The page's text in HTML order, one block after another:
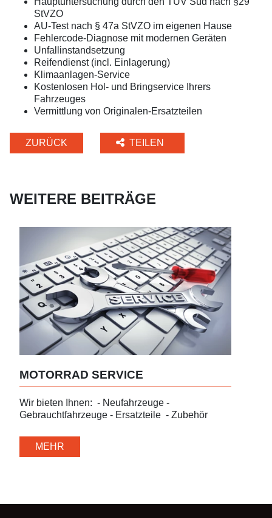
StVZO
AU-Test nach § 47a StVZO im eigenen Hause
Fehlercode-Diagnose mit modernen Geräten
Unfallinstandsetzung
Reifendienst (incl. Einlagerung)
Klimaanlagen-Service
Kostenlosen Hol- und Bringservice Ihrers
Fahrzeuges
Vermittlung von Originalen-Ersatzteilen
ZURÜCK TEILEN
WEITERE BEITRÄGE
MOTORRAD SERVICE
Wir bieten Ihnen: - Neufahrzeuge -
Gebrauchtfahrzeuge - Ersatzteile - Zubehör
MEHR